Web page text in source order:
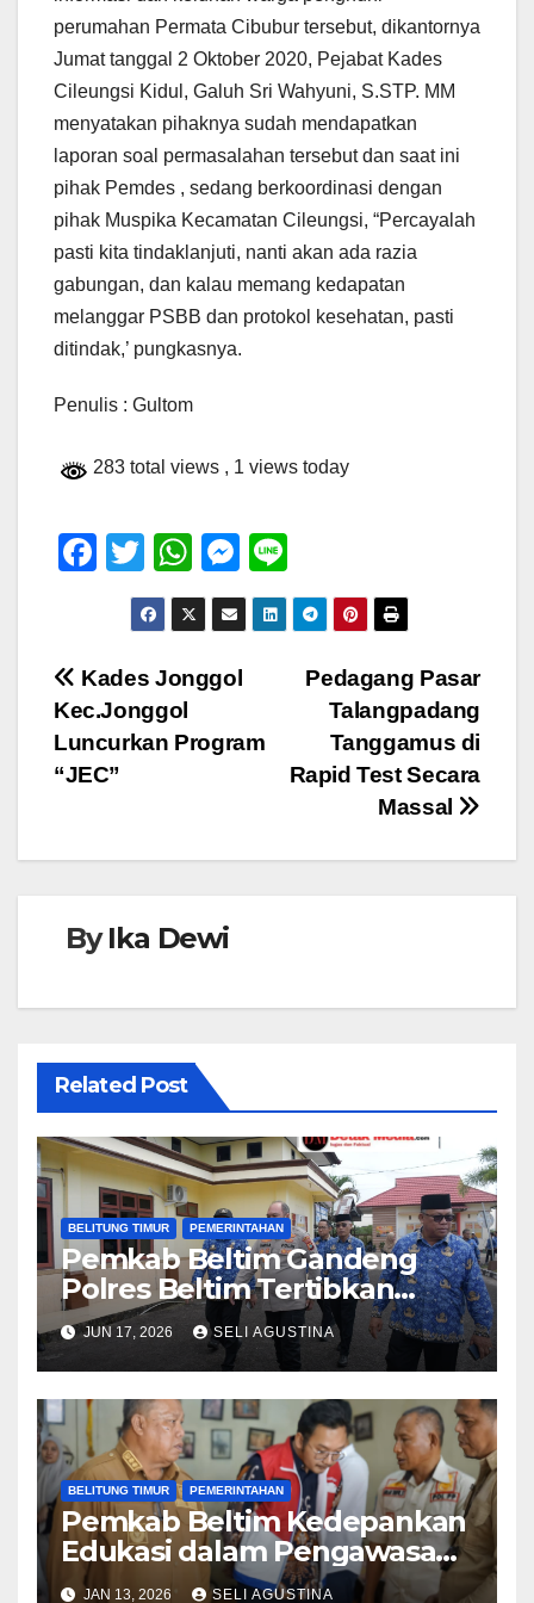
perumahan Permata Cibubur tersebut, dikantornya
Jumat tanggal 2 Oktober 2020, Pejabat Kades
Cileungsi Kidul, Galuh Sri Wahyuni, S.STP. MM
menyatakan pihaknya sudah mendapatkan
laporan soal permasalahan tersebut dan saat ini
pihak Pemdes , sedang berkoordinasi dengan
pihak Muspika Kecamatan Cileungsi, “Percayalah
pasti kita tindaklanjuti, nanti akan ada razia
gabungan, dan kalau memang kedapatan
melanggar PSBB dan protokol kesehatan, pasti
ditindak,’ pungkasnya.
Penulis : Gultom
283 total views , 1 views today
F
e
b
o
o
T
wi
tt
er
W
h
at
s
A
p
M
e
ss
e
g
n
e
Navigasi
pos
Pedagang Pasar
Talangpadang
Tanggamus di
Rapid Test Secara
Massal
Kades Jonggol
Kec.Jonggol
Luncurkan Program
“JEC”
ByIka Dewi
Related Post
BELITUNG TIMUR PEMERINTAHAN
Pemkab Beltim Gandeng
Polres Beltim Tertibkan
Aktivitas Meja Goyang Ilegal
JUN 17, 2026 SELI AGUSTINA
BELITUNG TIMUR PEMERINTAHAN
Pemkab Beltim Kedepankan
Edukasi dalam Pengawasan
Distribusi Gas LPG 3 Kg
JAN 13, 2026 SELI AGUSTINA